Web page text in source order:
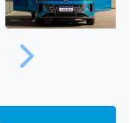
Próximo